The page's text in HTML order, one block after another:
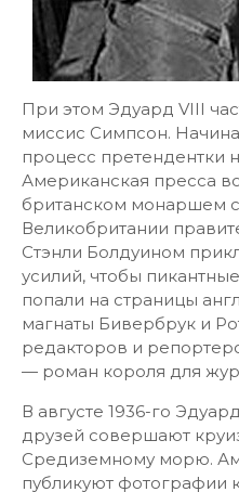
При этом Эдуард VIII
миссис Симпсон.
процесс претендентки
Американская пресса
британском монаршем
Великобритании
Стэнли Болдуином
усилий, чтобы
попали на страницы
магнаты Бивербрук и
редакторов и
— роман короля для
В августе 1936-го
друзей совершают
Средиземному морю.
публикуют фотографии